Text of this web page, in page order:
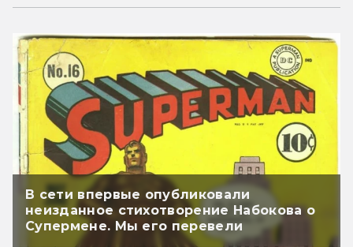
В сети впервые опубликовали
неизданное стихотворение Набокова о
Супермене. Мы его перевели